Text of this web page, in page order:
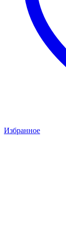
Избранное